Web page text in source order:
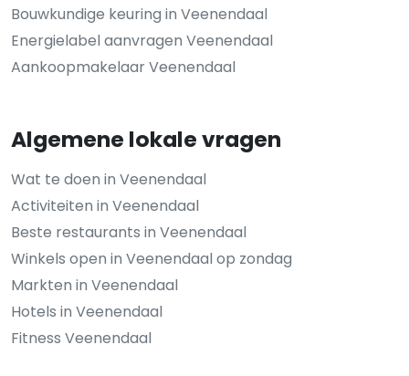
Bouwkundige keuring in Veenendaal
Energielabel aanvragen Veenendaal
Aankoopmakelaar Veenendaal
Algemene lokale vragen
Wat te doen in Veenendaal
Activiteiten in Veenendaal
Beste restaurants in Veenendaal
Winkels open in Veenendaal op zondag
Markten in Veenendaal
Hotels in Veenendaal
Fitness Veenendaal